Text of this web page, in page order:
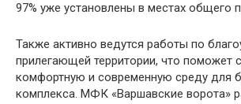
97% уже установлены в местах общего
Также активно ведутся работы по
прилегающей территории, что поможет
комфортную и современную среду для
комплекса. МФК «Варшавские ворота»